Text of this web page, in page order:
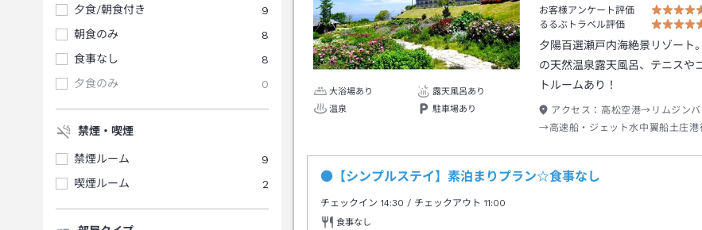
夕食/朝食付き
9
朝食のみ
8
食事なし
8
夕食のみ
0
禁煙・喫煙
禁煙ルーム
9
喫煙ルーム
2
大浴場あり
露天風呂あり
温泉
駐車場あり
お客様アンケート評価
るるぶトラベル評価
夕陽百選瀬戸内海絶景リゾート
の天然温泉露天風呂、テニスや
トルームあり！
アクセス： 高松空港→リムジン
→高速船・ジェット水中翼船土庄港
●【シンプルステイ】素泊まりプラン☆食事なし
チェックイン14:30 / チェックアウト 11:00
食事なし